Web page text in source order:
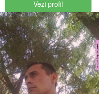
Vezi profil